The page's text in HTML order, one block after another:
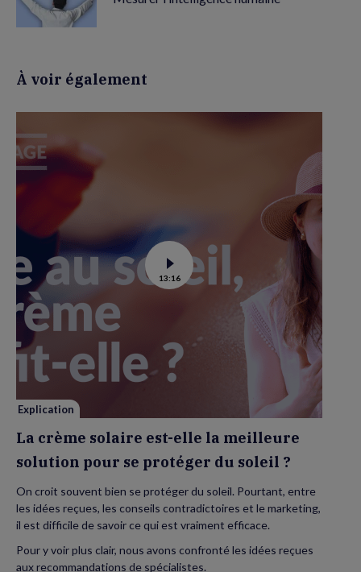
À voir également
Voir
la
vidéo
est-
elle
la
meilleure
solution
protéger
soleil
13:16
Explication
La crème solaire est-elle la meilleure
solution pour se protéger du soleil ?
On croit souvent bien se protéger du soleil. Pourtant, entre
les idées reçues, les conseils contradictoires et le marketing,
il est difficile de savoir ce qui est vraiment efficace.
Pour y voir plus clair, nous avons confronté les idées reçues
aux recommandations de spécialistes.